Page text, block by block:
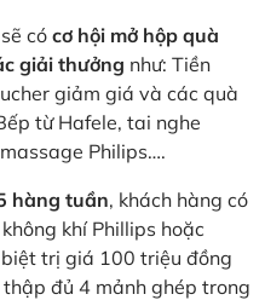
có cơ hội mở hộp quà
giải thưởng như: Tiền
giảm giá và các quà
từ Hafele, tai nghe
Philips….
hàng tuần, khách hàng có
khí Phillips hoặc
trị giá 100 triệu đồng
đủ 4 mảnh ghép trong